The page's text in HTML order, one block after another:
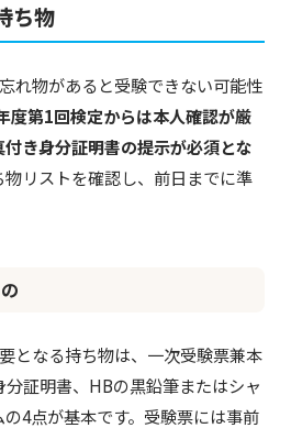
ち物
れ物があると受験できない可能性
度第1回検定からは本人確認が厳
き身分証明書の提示が必須とな
物リストを確認し、前日までに準
となる持ち物は、一次受験票兼本
証明書、HBの黒鉛筆またはシャ
4点が基本です。受験票には事前